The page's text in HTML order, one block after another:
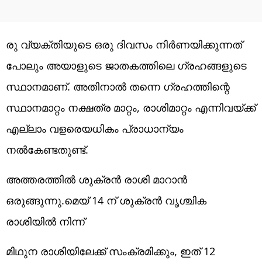
രു വ്യക്തിയുടെ ഒരു ദിവസം നിർണയിക്കുന്നത്
പോലും അയാളുടെ ജാതകത്തിലെ ഗ്രഹങ്ങളുടെ
സ്ഥാനമാണ്. അതിനാൽ തന്നെ ഗ്രഹത്തിന്റെ
സ്ഥാനമാറ്റം നക്ഷത്ര മാറ്റം, രാശിമാറ്റം എന്നിവയ്ക്ക്
എല്ലാം വളരെയധികം പ്രാധാന്യം
നൽകേണ്ടതുണ്ട്.
അത്തരത്തിൽ ശുക്രൻ രാശി മാറാൻ
ഒരുങ്ങുന്നു.മെയ് 14 ന് ശുക്രൻ വൃശ്ചിക
രാശിയിൽ നിന്ന്
മിഥുന രാശിയിലേക്ക് സംക്രമിക്കും, ഇത് 12